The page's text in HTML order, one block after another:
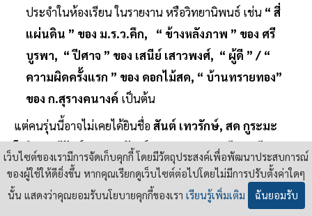
ประจำในห้องเรียน ในรายงาน หรือวิทยานิพนธ์ เช่น“ สี่
แผ่นดิน ” ของ ม.ร.ว.คึก, “ ข้างหลังภาพ ” ของ ศรี
บูรพา, “ ปีศาจ ” ของ เสนีย์ เสาวพงศ์, “ ผู้ดี ” / “
ความผิดครั้งแรก ” ของ ดอกไม้สด, “ บ้านทรายทอง”
ของ ก.สุรางคนางค์ เป็นต้น
แต่คนรุ่นนี้อาจไม่เคยได้ยินชื่อสันต์ เทวรักษ์, สด กูระมะ
โรหิต, ศรีรัตน์ สถาปนวัฒน์, “ อรวรรณ ” (เลียว ศรีเสวก),
แข ณ วังน้อย, ก.ศยามานนท์, แขไข เทวินทร์ทั้ง ๆ ท่าน
เหล่านี้ต่างก็เป็นนักเขียนมีฝีมือ มีชื่อเสียงโด่งดังในยุคของท่าน
คนอ่านติดตามกันทั่วเมือง ถ้าเราเดินลงจากยานเวลา ย้อนกลับ
เว็บไซต์ของเรามีการจัดเก็บคุกกี้ โดยมีวัตถุประสงค์เพื่อพัฒนาประสบการณ์
ของผู้ใช้ให้ดียิ่งขึ้น หากคุณเรียกดูเว็บไซต์ต่อไปโดยไม่มีการปรับตั้งค่าใดๆ
นั้น แสดงว่าคุณยอมรับนโยบายคุกกี้ของเรา เรียนรู้เพิ่มเติม ฉันยอมรับ